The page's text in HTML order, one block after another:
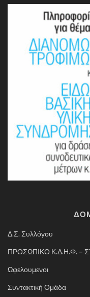
Δ.Σ. Συλλόγου
ΠΡΟΣΩΠΙΚΟ Κ.Δ.Η.Φ. –
Ωφελουμενοι
Συντακτική Ομάδα